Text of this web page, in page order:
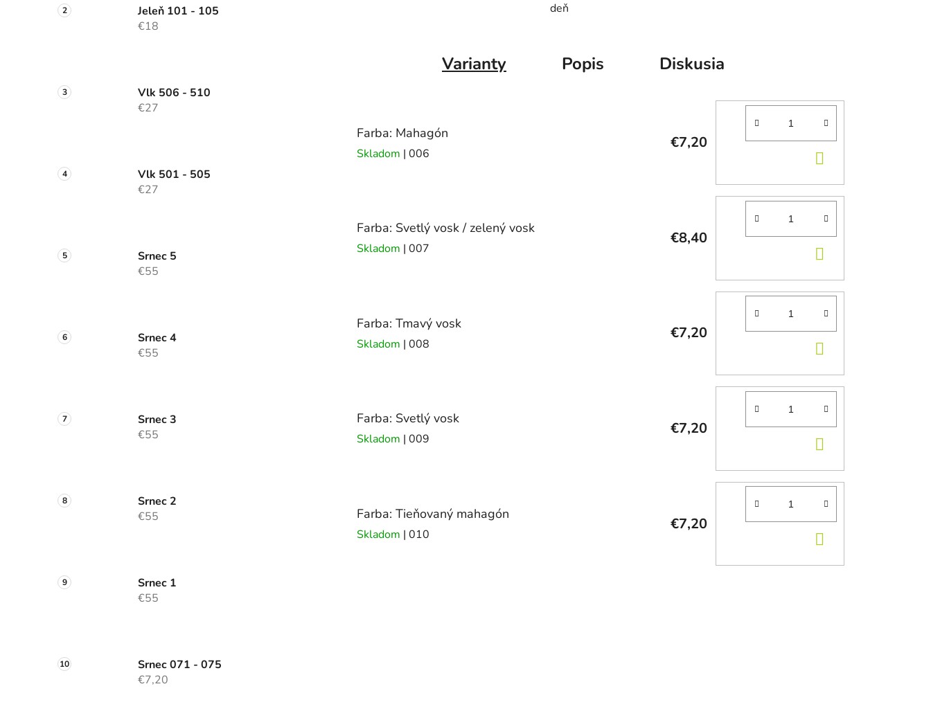
Jeleň 101 - 105
€18
Vlk 506 - 510
€27
Vlk 501 - 505
€27
Srnec 5
€55
Srnec 4
€55
Srnec 3
€55
Srnec 2
€55
Srnec 1
€55
Srnec 071 - 075
€7,20
deň
Varianty Popis Diskusia
Farba: Mahagón
Skladom | 006
€7,20
KOŠÍKA
Farba: Svetlý vosk / zelený vosk
Skladom | 007
€8,40
KOŠÍKA
Farba: Tmavý vosk
Skladom | 008
€7,20
KOŠÍKA
Farba: Svetlý vosk
Skladom | 009
€7,20
KOŠÍKA
Farba: Tieňovaný mahagón
Skladom | 010
€7,20
KOŠÍKA